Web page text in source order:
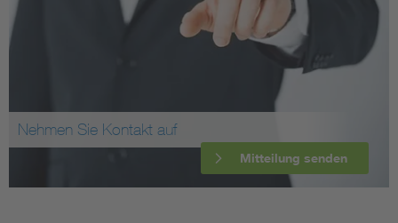
Nehmen Sie Kontakt auf
Mitteilung senden